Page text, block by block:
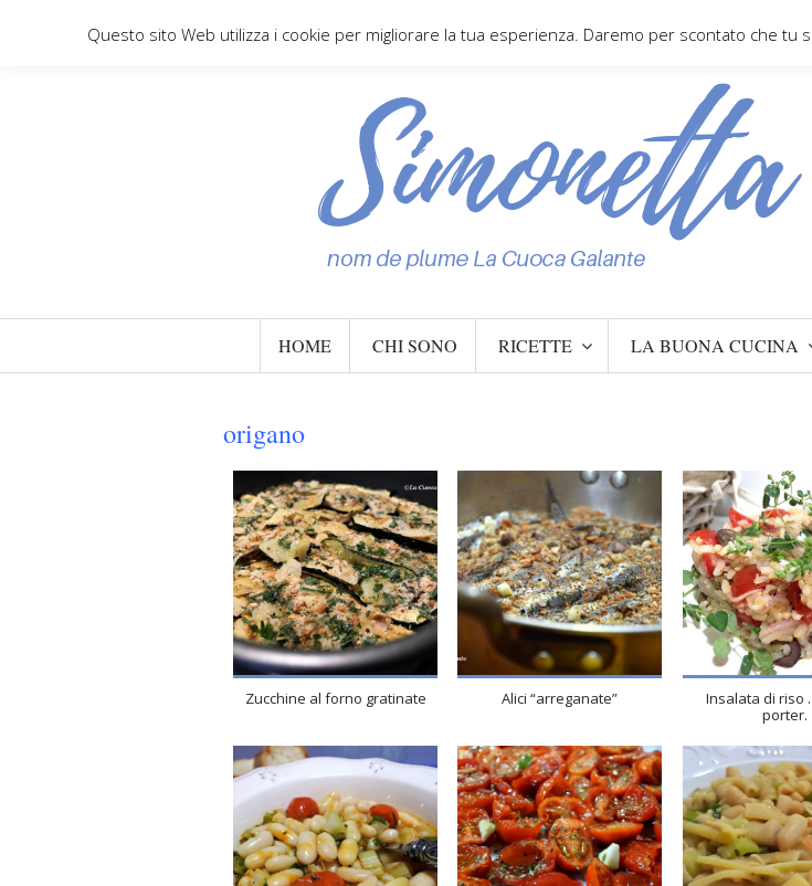
HOME CHI SONO RICETTE LA BUONA CUCINA
origano
Zucchine al forno gratinate
4
4
15 Min
Alici “arreganate”
Insalata di riso
porter.
4
4
Questo sito Web utilizza i cookie per migliorare la tua esperienza. Daremo per scontato che tu